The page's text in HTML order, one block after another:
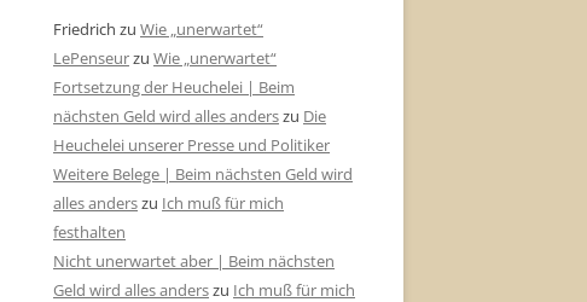
Friedrich zu Wie „unerwartet“
LePenseurzu Wie „unerwartet“
Fortsetzung der Heuchelei | Beim
nächsten Geld wird alles anderszu Die
Heuchelei unserer Presse und Politiker
Weitere Belege | Beim nächsten Geld wird
alles anderszu Ich muß für mich
festhalten
Nicht unerwartet aber | Beim nächsten
Geld wird alles anderszu Ich muß für mich